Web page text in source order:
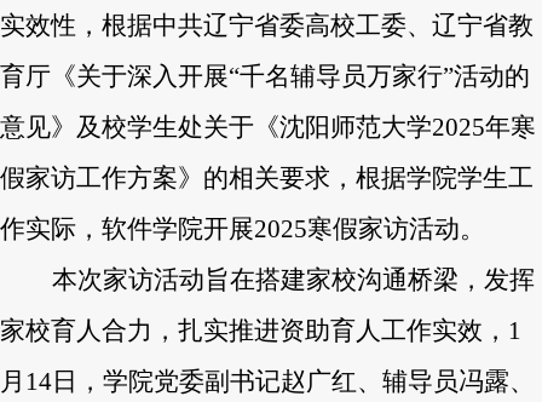
实效性，根据中共辽宁省委高校工委、辽宁省教
育厅《关于深入开展“千名辅导员万家行”活动的
意见》及校学生处关于《沈阳师范大学2025年寒
假家访工作方案》的相关要求，根据学院学生工
作实际，软件学院开展2025寒假家访活动。
本次家访活动旨在搭建家校沟通桥梁，发挥
家校育人合力，扎实推进资助育人工作实效， 1
月14日，学院党委副书记赵广红、辅导员冯露、